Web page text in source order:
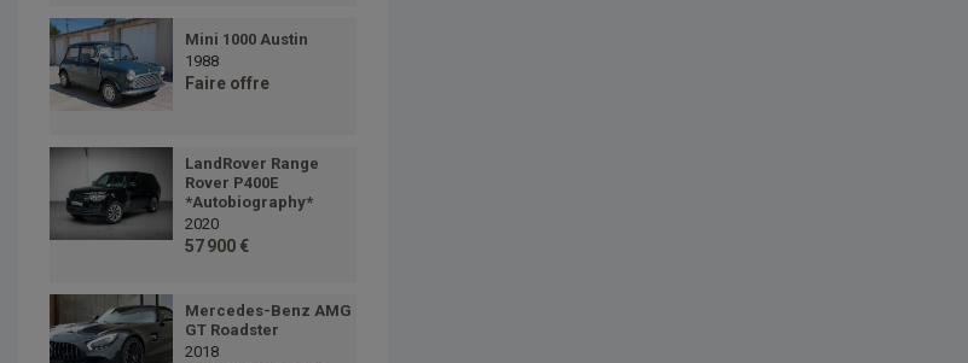
Mini 1000 Austin
1988
Faire offre
LandRover Range
Rover P400E
*Autobiography*
2020
57 900 €
Mercedes-Benz AMG
GT Roadster
2018